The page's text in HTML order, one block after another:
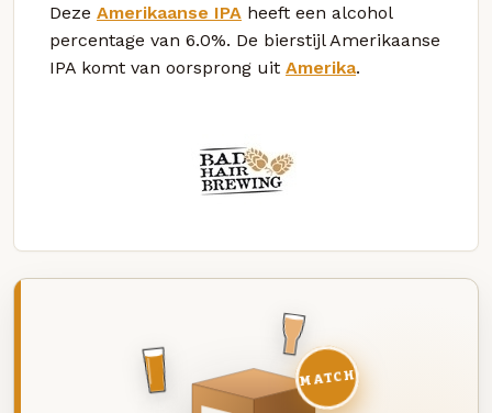
Deze Amerikaanse IPA heeft een alcohol
percentage van 6.0%. De bierstijl Amerikaanse
IPA komt van oorsprong uit Amerika.
MATCH